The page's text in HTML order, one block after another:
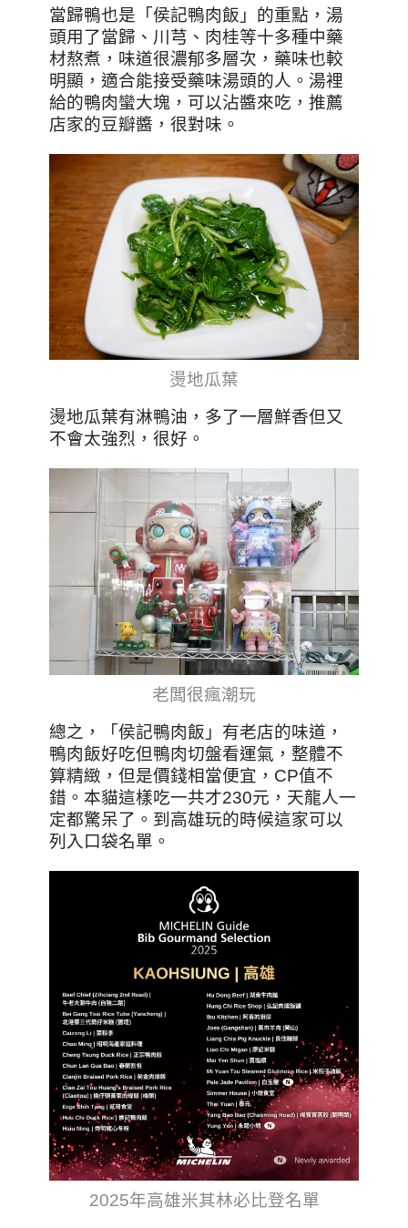
當歸鴨也是「侯記鴨肉飯」的重點，湯
頭用了當歸、川芎、肉桂等十多種中藥
材熬煮，味道很濃郁多層次，藥味也較
明顯，適合能接受藥味湯頭的人。湯裡
給的鴨肉蠻大塊，可以沾醬來吃，推薦
店家的豆瓣醬，很對味。
燙地瓜葉
燙地瓜葉有淋鴨油，多了一層鮮香但又
不會太強烈，很好。
老闆很瘋潮玩
總之，「侯記鴨肉飯」有老店的味道，
鴨肉飯好吃但鴨肉切盤看運氣，整體不
算精緻，但是價錢相當便宜，CP值不
錯。本貓這樣吃一共才230元，天龍人一
定都驚呆了。到高雄玩的時候這家可以
列入口袋名單。
2025年高雄米其林必比登名單